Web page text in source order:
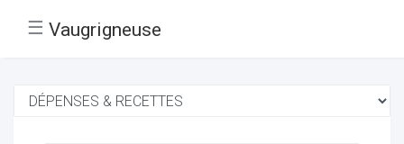
☰ Vaugrigneuse